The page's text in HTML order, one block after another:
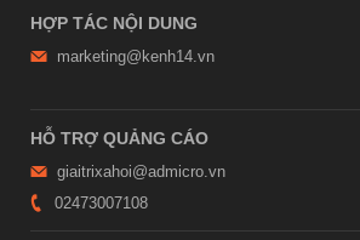
HỢP TÁC NỘI DUNG
marketing@kenh14.vn
HỖ TRỢ QUẢNG CÁO
giaitrixahoi@admicro.vn
02473007108